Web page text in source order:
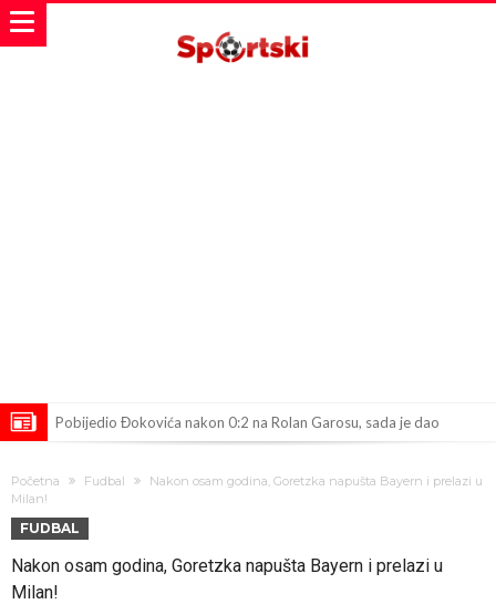
Pobijedio Đokovića nakon 0:2 na Rolan Garosu, sada je dao
Prva ponuda za Rafaela Leaa – odbijena!
Zašto je nepoznati italijanski petoligaš dobio nevjerovatan stadion
Početna Fudbal
Nakon osam godina, Goretzka napušta Bayern i prelazi u
Milan!
FUDBAL
Nakon osam godina, Goretzka napušta Bayern i prelazi u
Milan!